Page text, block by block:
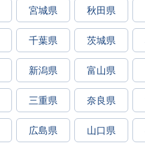
宮城県 秋田県
千葉県 茨城県
新潟県 富山県
三重県 奈良県
広島県 山口県